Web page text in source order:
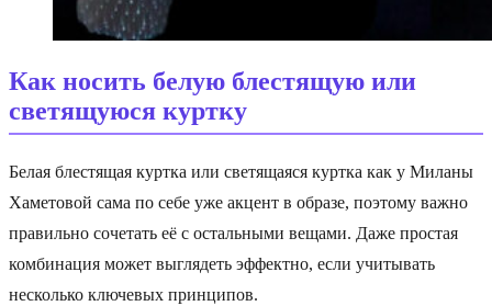
Как носить белую блестящую или
светящуюся куртку
Белая блестящая куртка или светящаяся куртка как у Миланы
Хаметовой сама по себе уже акцент в образе, поэтому важно
правильно сочетать её с остальными вещами. Даже простая
комбинация может выглядеть эффектно, если учитывать
несколько ключевых принципов.